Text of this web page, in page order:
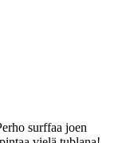
surffaa joen